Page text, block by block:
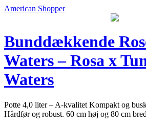
American Shopper
Bunddækkende
Waters – Rosa x
Waters
Potte 4,0 liter – A-kvalitet Kompakt og
Hårdfør og robust. 60 cm høj og 80 cm